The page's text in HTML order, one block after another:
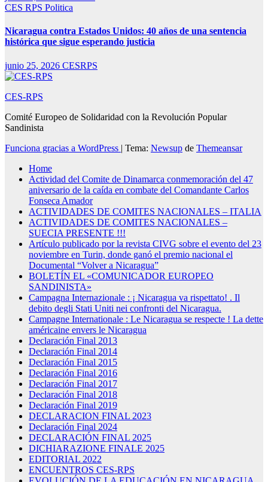
CES RPS Politica
Nicaragua contra Estados Unidos: 40 años de una sentencia
histórica que sigue esperando justicia
junio 25, 2026 CESRPS
CES-RPS
Comité Europeo de Solidaridad con la Revolución Popular
Sandinista
Funciona gracias a WordPress | Tema: Newsup de Themeansar
Home
Actividad del Comite de Dinamarca conmemoración del 47
aniversario de la caída en combate del Comandante Carlos
Fonseca Amador
ACTIVIDADES DE COMITES NACIONALES – ITALIA
ACTIVIDADES DE COMITES NACIONALES –
SUECIA PRESENTE !!!
Artículo publicado por la revista CIVG sobre el evento del 23
noviembre en Turin, donde ganó el premio nacional el
Documental “Volver a Nicaragua”
BOLETÍN EL «COMUNICADOR EUROPEO
SANDINISTA»
Campagna Internazionale : ¡ Nicaragua va rispettato! . Il
debito degli Stati Uniti nei confronti del Nicaragua.
Campagne Internationale : Le Nicaragua se respecte ! La dette
américaine envers le Nicaragua
Declaración Final 2013
Declaración Final 2014
Declaración Final 2015
Declaración Final 2016
Declaración Final 2017
Declaración Final 2018
Declaración Final 2019
DECLARACION FINAL 2023
Declaración Final 2024
DECLARACIÓN FINAL 2025
DICHIARAZIONE FINALE 2025
EDITORIAL 2022
ENCUENTROS CES-RPS